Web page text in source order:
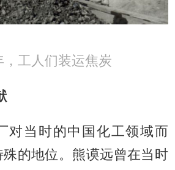
，工人们装运焦炭
当时的中国化工领域而
的地位。熊谟远曾在当时